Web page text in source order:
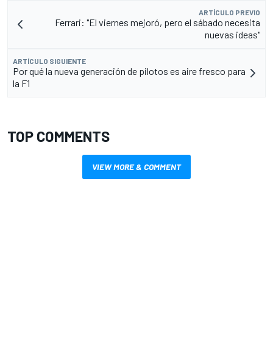
ARTÍCULO PREVIO
Ferrari: "El viernes mejoró, pero el sábado necesita
nuevas ideas"
ARTÍCULO SIGUIENTE
Por qué la nueva generación de pilotos es aire fresco para
la F1
TOP COMMENTS
VIEW MORE & COMMENT